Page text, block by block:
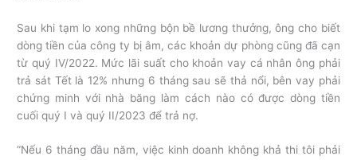
Sau khi tạm lo xong những bộn bề lương thưởng, ông cho biết
dòng tiền của công ty bị âm, các khoản dự phòng cũng đã cạn
từ quý IV/2022. Mức lãi suất cho khoản vay cá nhân ông phải
trả sát Tết là 12% nhưng 6 tháng sau sẽ thả nổi, bên vay phải
chứng minh với nhà băng làm cách nào có được dòng tiền
cuối quý I và quý II/2023 để trả nợ.
“Nếu 6 tháng đầu năm, việc kinh doanh không khả thi tôi phải